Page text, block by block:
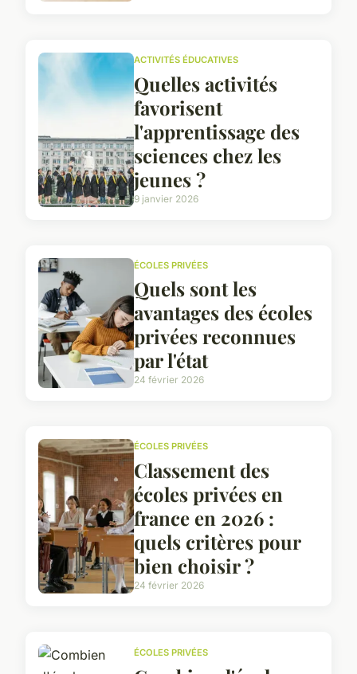
ACTIVITÉS ÉDUCATIVES
Quelles activités
favorisent
l'apprentissage des
sciences chez les
jeunes ?
9 janvier 2026
ÉCOLES PRIVÉES
Quels sont les
avantages des écoles
privées reconnues
par l'état
24 février 2026
ÉCOLES PRIVÉES
Classement des
écoles privées en
france en 2026 :
quels critères pour
bien choisir ?
24 février 2026
ÉCOLES PRIVÉES